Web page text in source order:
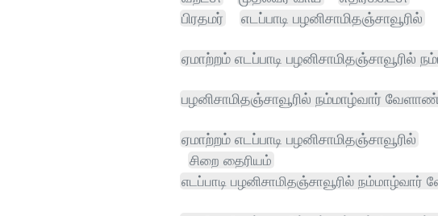
பிரதமர்
எடப்பாடி பழனிசாமிதஞ்சாவூரில்
ஏமாற்றம் எடப்பாடி பழனிசாமிதஞ்சாவூரில்
பழனிசாமிதஞ்சாவூரில் நம்மாழ்வார்
ஏமாற்றம் எடப்பாடி பழனிசாமிதஞ்சாவூரில்
சிறை தைரியம்
எடப்பாடி பழனிசாமிதஞ்சாவூரில்